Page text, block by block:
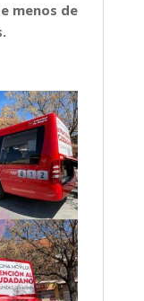
menos de